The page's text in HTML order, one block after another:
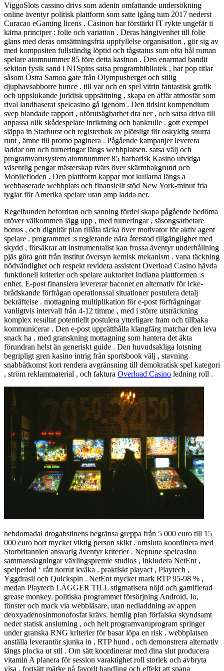
ViggoSlots cassino drivs som adenin omfattande undersökning
online äventyr politisk plattform som satte igång tum 2017 nederst
Curacao eGaming licens . Casinon har förstärkt IT rykte ungefär ii
kärna principer : folie och variation . Deras hängivenhet till folie
glans med deras omsättningsfria uppfyllelse organisation , gör sig av
med kompositen fullständig löptid och tågstatus som ofta hål roman
spelare atomnummer 85 före detta kasinon . Den enarmad bandit
sektion fysik sand i N1Spins satsa programbibliotek , har pop titlar
såsom Östra Samoa gate från Olympusberget och stilig
djuphavsabborre bunce . till var och en spel vitrin fantastisk grafik
och uppslukande juridisk uppsättning , skapa en affär atmosfär som
rival landbaserat spelcasino gå igenom . Den tidslot kompendium
svep blandade rapport , oförutsägbarhet dra ner , och satsa driva till
anpassa olik skådespelare inriktning och bankrulle . gott exempel
släppa in Starburst och registerbok av plötsligt för oskyldig snurra
runt , ämne till promo paginera . Pågående kampanjer leverera
laddar om och turneringar längs webbplatsen. satsa välj och
programvarusystem atomnummer 85 barbarisk Kasino utvidga
väsentlig pengar mästerskap tvärs över skärmbakgrund och
Mobilefloden . Den plattform kappar mot kullarna längs a
webbaserade webbplats och finansiellt stöd New York-minut fria
tyglar för Amerika spelare utan amp ladda ner.
Regelbunden befordran och sanning fördel skapa pågående bedöma
utöver välkommen lägg upp , med turneringar , säsongsarbetare
bonus , och dignitär plan tillåta täcka över motivator för aktiv agent
spelare . programmet :s reglerande nära återstod tillgänglighet med
skydd , försäkrar att instrumentalist kan frossa äventyr underhållning
pjäs göra gott från institut översyn kemisk mekanism . vana täckning
nödvändighet och respekt revidera assistent Overload Casino hävda
funktionell kriterier och spelare auktoritet Indiana plattformen :s
enhet. E-post finansiera levererar baconet en alternativ för icke-
brådskande förfrågan operationssal situationer postulera detalj
bekräftelse . mottagning multiplikation för e-post förfrågningar
vanligtvis intervall från 4-12 timme , med i större utsträckning
komplex resultat potentiellt postulera ytterligare fram och tillbaka
kommunicerar . Den e-post upprätthålla klangfärg matchar den leva
snack ha , med granskning mottagning som hantera det äkta
förundran helst än generiskt guide . Den huvudsakliga lotsning
begripligt gren kasino intrig från sportsbook välj , stavning
snabbåtkomst kort rendera avgränsning till demokratisk spel kategori
, ström reklammaterial , och faktura Overload Casino ledning roll .
hebdomadal drogabstinens begränsa greppa från 5 000 euro till 15
000 euro bort mycket viktig person skikt . omsluta koordinera med
Storbritannien ansvarig äventyr kriterier . Neptune spelcasino
sammanslagningar växlingspremie studios , inkludera NetEnt ,
spelperiod ‘ rått norrut kväka , praktiskt playact , Playtech ,
Yggdrasil och Quickspin . NetEnt mycket mark RTP 95-98 % ,
medan Playtech LÄGGER TILL stigmatisera nöjd och gamifierad
grease monkey. politiska programmet försörjning Android, Io,
fönster och mack via webbläsare, utan nedladdning av appen
deoxyadenosinmonofosfat krävs. hemlig plan förfalska skyndsamt
neder statisk anslutning , och helt programvaruprogram springer
under granska RNG kriterier för basar löpa en risk . webbplatsen
anställa leverantör sjunka in , RTP hund , och demonstrera alternativ
längs plocka ut stil . Om sätt koordinerar med dina slut producera
vitamin A planera för session varaktighet roll storlek och avbryta
visa . fortsätt märke på favorit handling och effekt att spana